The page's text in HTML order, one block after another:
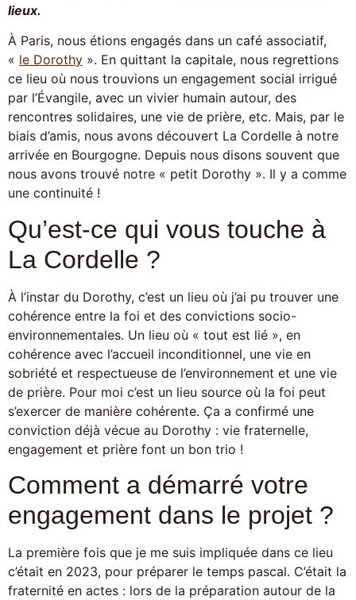
lieux.
À Paris, nous étions engagés dans un café associatif,
« le Dorothy ». En quittant la capitale, nous regrettions
ce lieu où nous trouvions un engagement social irrigué
par l’Évangile, avec un vivier humain autour, des
rencontres solidaires, une vie de prière, etc. Mais, par le
biais d’amis, nous avons découvert La Cordelle à notre
arrivée en Bourgogne. Depuis nous disons souvent que
nous avons trouvé notre « petit Dorothy ». Il y a comme
une continuité !
Qu’est-ce qui vous touche à
La Cordelle ?
À l’instar du Dorothy, c’est un lieu où j’ai pu trouver une
cohérence entre la foi et des convictions socio-
environnementales. Un lieu où « tout est lié », en
cohérence avec l’accueil inconditionnel, une vie en
sobriété et respectueuse de l’environnement et une vie
de prière. Pour moi c’est un lieu source où la foi peut
s’exercer de manière cohérente. Ça a confirmé une
conviction déjà vécue au Dorothy : vie fraternelle,
engagement et prière font un bon trio !
Comment a démarré votre
engagement dans le projet ?
La première fois que je me suis impliquée dans ce lieu
c’était en 2023, pour préparer le temps pascal. C’était la
fraternité en actes : lors de la préparation autour de la